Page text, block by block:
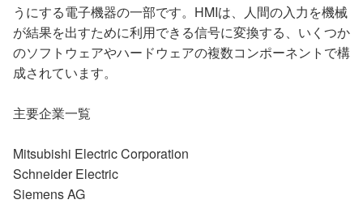
うにする電子機器の一部です。HMIは、人間の入力を機械
が結果を出すために利用できる信号に変換する、いくつか
のソフトウェアやハードウェアの複数コンポーネントで構
成されています。
主要企業一覧
Mitsubishi Electric Corporation
Schneider Electric
Siemens AG